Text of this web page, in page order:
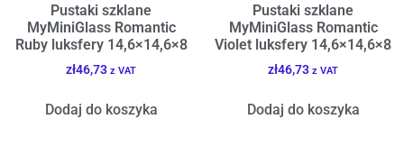
Pustaki szklane
MyMiniGlass Romantic
Ruby luksfery 14,6×14,6×8
zł46,73 z VAT
Dodaj do koszyka
Pustaki szklane
MyMiniGlass Romantic
Violet luksfery 14,6×14,6×8
zł46,73 z VAT
Dodaj do koszyka